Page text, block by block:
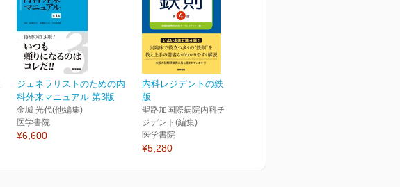
ジェネラリストのための内
科外来マニュアル 第3版
金城 光代(他編集)
医学書院
¥6,600
内科レジデントの鉄則 第4
版
聖路加国際病院内科チーフレ
ジデント(編集)
医学書院
¥5,280